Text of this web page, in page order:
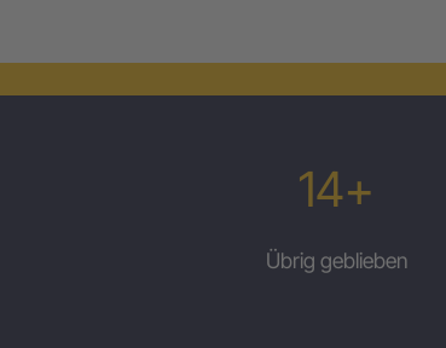
14+
Übrig geblieben